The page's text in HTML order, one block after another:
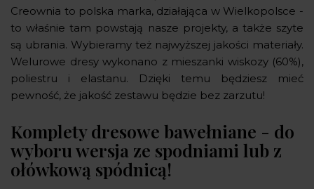
Creownia to polska marka, działająca w Wielkopolsce -
to właśnie tam powstają nasze projekty, a także szyte
są ubrania. Wybieramy też najwyższej jakości materiały.
Welurowe dresy wykonano z mieszanki wiskozy (60%),
poliestru i elastanu. Dzięki temu będziesz mieć
pewność, że jakość zestawu będzie bez zarzutu!
Komplety dresowe bawełniane - do
wyboru wersja ze spodniami lub z
ołówkową spódnicą!